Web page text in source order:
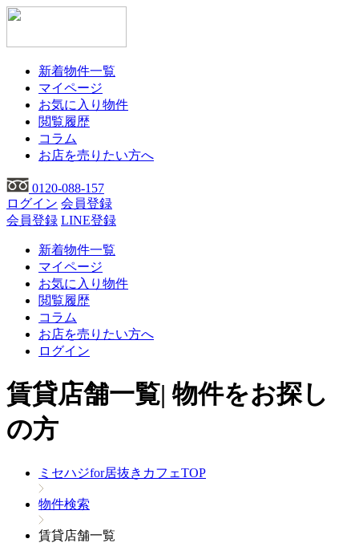
新着物件一覧
マイページ
お気に入り物件
閲覧履歴
コラム
お店を売りたい方へ
0120-088-157
ログイン 会員登録
会員登録 LINE登録
新着物件一覧
マイページ
お気に入り物件
閲覧履歴
コラム
お店を売りたい方へ
ログイン
賃貸店舗一覧| 物件をお探し
の方
ミセハジfor居抜きカフェTOP
物件検索
賃貸店舗一覧